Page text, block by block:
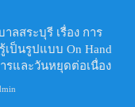
ลสระบุรี เรื่อง การ
เป็นรูปแบบ On Hand
รและวันหยุดต่อเนื่อง